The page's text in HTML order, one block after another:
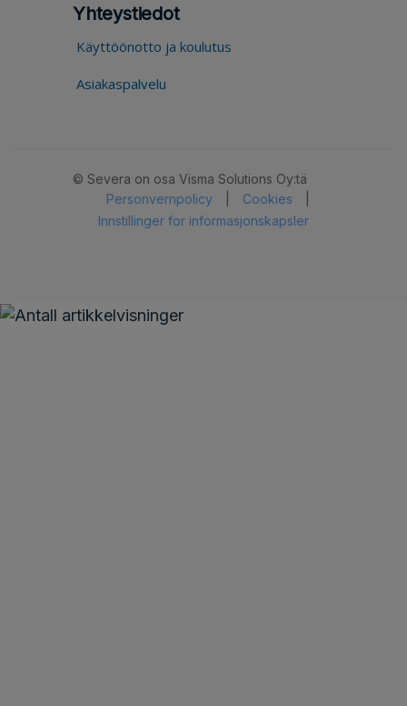
Yhteystiedot
Käyttöönotto ja koulutus
Asiakaspalvelu
© Severa on osa Visma Solutions Oy:tä
Personvernpolicy
Cookies
Innstillinger for informasjonskapsler